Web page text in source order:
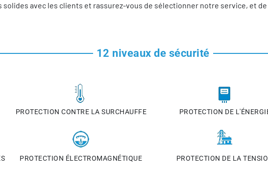
avec les clients et rassurez-vous de sélectionner notre service, et
12 niveaux de sécurité
PROTECTION CONTRE LA SURCHAUFFE PROTECTION DE
PROTECTION ÉLECTROMAGNÉTIQUE PROTECTION DE LA